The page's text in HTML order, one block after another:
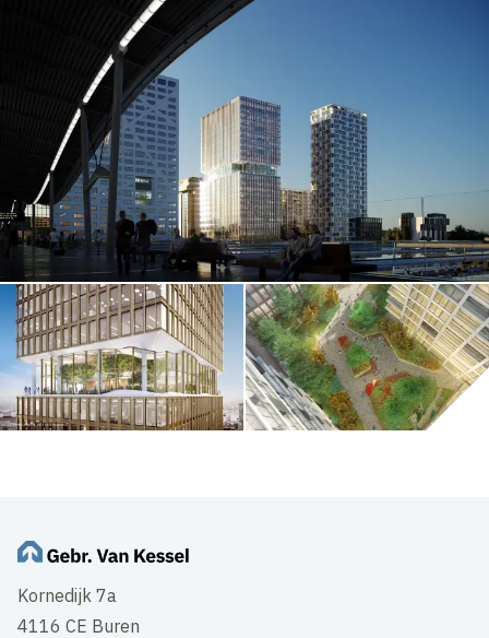
Kornedijk 7a
4116 CE Buren